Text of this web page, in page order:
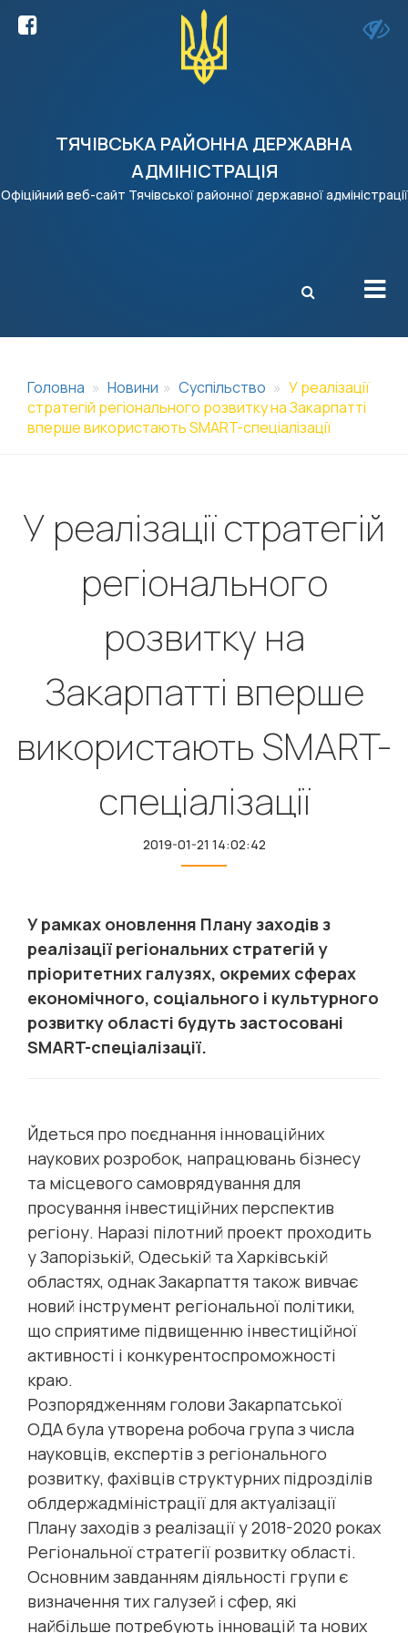
ТЯЧІВСЬКА РАЙОННА ДЕРЖАВНА
АДМІНІСТРАЦІЯ
Офіційний веб-сайт Тячівської районної державної адміністрації
X
Головна Новини Суспільство
У реалізації
стратегій регіонального розвитку на Закарпатті
вперше використають SMART-спеціалізації
У реалізації стратегій
регіонального
розвитку на
Закарпатті вперше
використають SMART-
спеціалізації
2019-01-21 14:02:42
У рамках оновлення Плану заходів з
реалізації регіональних стратегій у
пріоритетних галузях, окремих сферах
економічного, соціального і культурного
розвитку області будуть застосовані
SMART-спеціалізації.
Йдеться про поєднання інноваційних
наукових розробок, напрацювань бізнесу
та місцевого самоврядування для
просування інвестиційних перспектив
регіону. Наразі пілотний проект проходить
у Запорізькій, Одеській та Харківській
областях, однак Закарпаття також вивчає
новий інструмент регіональної політики,
що сприятиме підвищенню інвестиційної
активності і конкурентоспроможності
краю.
Розпорядженням голови Закарпатської
ОДА була утворена робоча група з числа
науковців, експертів з регіонального
розвитку, фахівців структурних підрозділів
облдержадміністрації для актуалізації
Плану заходів з реалізації у 2018-2020 роках
Регіональної стратегії розвитку області.
Основним завданням діяльності групи є
визначення тих галузей і сфер, які
найбільше потребують інновацій та нових